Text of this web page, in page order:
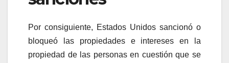
Por consiguiente, Estados Unidos sancionó o
bloqueó las propiedades e intereses en la
propiedad de las personas en cuestión que se